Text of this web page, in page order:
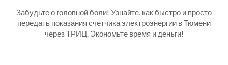
Забудьте о головной боли! Узнайте, как быстро и просто
передать показания счетчика электроэнергии в Тюмени
через ТРИЦ. Экономьте время и деньги!